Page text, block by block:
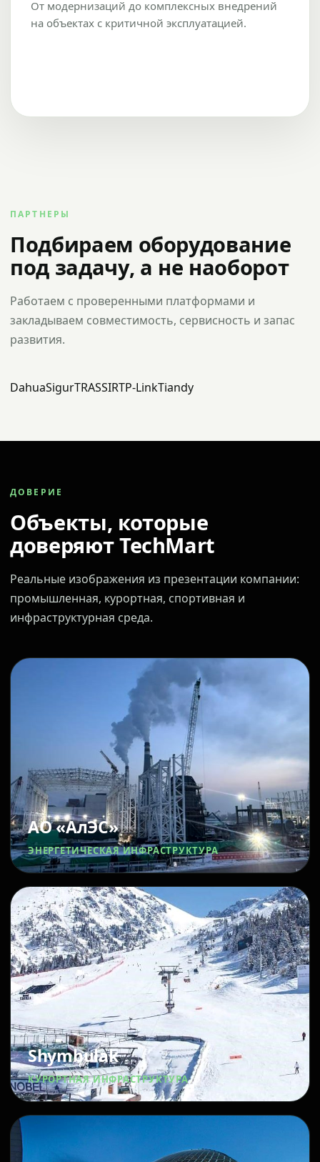
От модернизаций до комплексных внедрений
на объектах с критичной эксплуатацией.
ПАРТНЕРЫ
Подбираем оборудование
под задачу, а не наоборот
Работаем с проверенными платформами и
закладываем совместимость, сервисность и запас
развития.
DahuaSigurTRASSIRTP-LinkTiandy
ДОВЕРИЕ
Объекты, которые
доверяют TechMart
Реальные изображения из презентации компании:
промышленная, курортная, спортивная и
инфраструктурная среда.
АО «АлЭС»
ЭНЕРГЕТИЧЕСКАЯ ИНФРАСТРУКТУРА
Shymbulak
КУРОРТНАЯ ИНФРАСТРУКТУРА